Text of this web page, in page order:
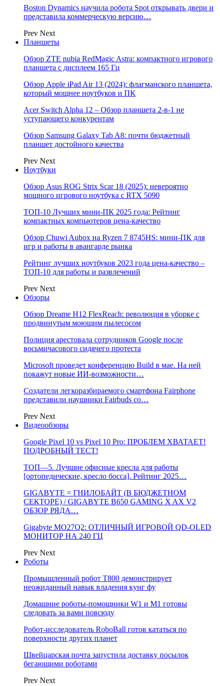
Boston Dynamics научила робота Spot открывать двери и
представила коммерческую версию…
Prev Next
Планшеты
Обзор ZTE nubia RedMagic Astra: компактного игрового
планшета с дисплеем 165 Гц
Обзор Apple iPad Air 13 (2024): флагманского планшета,
который мощнее ноутбуков и ПК
Acer Switch Alpha 12 – Обзор планшета 2-в-1 не
уступающего конкурентам
Обзор Samsung Galaxy Tab A8: почти бюджетный
планшет достойного качества
Prev Next
Ноутбуки
Обзор Asus ROG Strix Scar 18 (2025): невероятно
мощного игрового ноутбука с RTX 5090
ТОП-10 Лучших мини-ПК 2025 года: Рейтинг
компактных компьютеров цена-качество
Обзор Chuwi Aubox на Ryzen 7 8745HS: мини-ПК для
игр и работы в авангарде рынка
Рейтинг лучших ноутбуков 2023 года цена-качество –
ТОП-10 для работы и развлечений
Prev Next
Обзоры
Обзор Dreame H12 FlexReach: революция в уборке с
продвинутым моющим пылесосом
Полиция арестовала сотрудников Google после
восьмичасового сидячего протеста
Microsoft проведет конференцию Build в мае. На ней
покажут новые ИИ-возможности…
Создатели легкоразбираемого смартфона Fairphone
представили наушники Fairbuds со…
Prev Next
Видеообзоры
Google Pixel 10 vs Pixel 10 Pro: ПРОБЛЕМ ХВАТАЕТ!
ПОДРОБНЫЙ ТЕСТ!
ТОП—5. Лучшие офисные кресла для работы
[ортопедические, кресло босса]. Рейтинг 2025…
GIGABYTE = ГНИЛОБАЙТ (В БЮДЖЕТНОМ
СЕКТОРЕ) / GIGABYTE B650 GAMING X AX V2
ОБЗОР РЯДА…
Gigabyte MO27Q2: ОТЛИЧНЫЙ ИГРОВОЙ QD-OLED
МОНИТОР НА 240 ГЦ
Prev Next
Роботы
Промышленный робот Т800 демонстрирует
неожиданный навык владения кунг фу
Домашние роботы-помощники W1 и M1 готовы
следовать за вами повсюду
Робот-исследователь RoboBall готов кататься по
поверхности других планет
Швейцарская почта запустила доставку посылок
бегающими роботами
Prev Next